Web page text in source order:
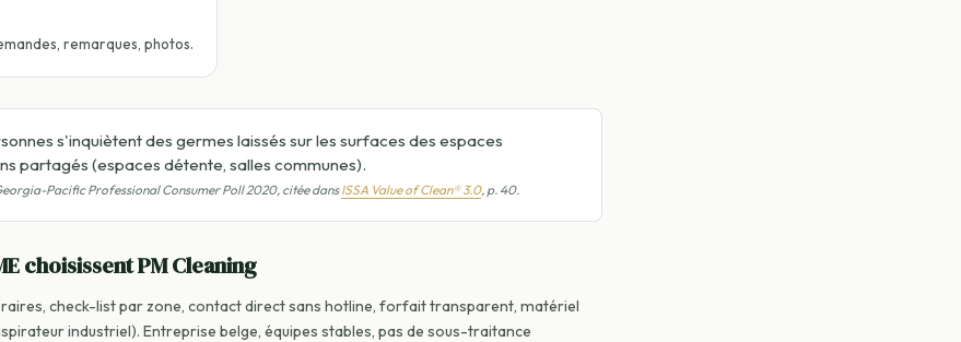
remarques, photos.
s'inquiètent des germes laissés sur les surfaces des espaces
partagés (espaces détente, salles communes).
Pacific Professional Consumer Poll 2020, citée dansISSA Value of Clean® 3.0, p. 40.
choisissent PM Cleaning
check-list par zone, contact direct sans hotline, forfait transparent, matériel
industriel). Entreprise belge, équipes stables, pas de sous-traitance